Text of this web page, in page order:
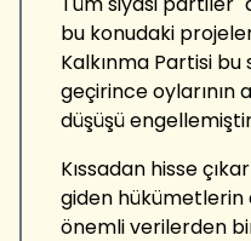
bu konudaki
Kalkınma Partisi
geçirince oylarının
düşüşü
Kıssadan hisse
giden
önemli verilerden